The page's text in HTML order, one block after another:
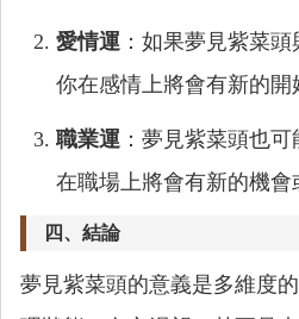
愛情運 ：如果夢見紫菜
你在感情上將會有新的開
職業運 ：夢見紫菜頭也
在職場上將會有新的機會
四、結論
夢見紫菜頭的意義是多維度